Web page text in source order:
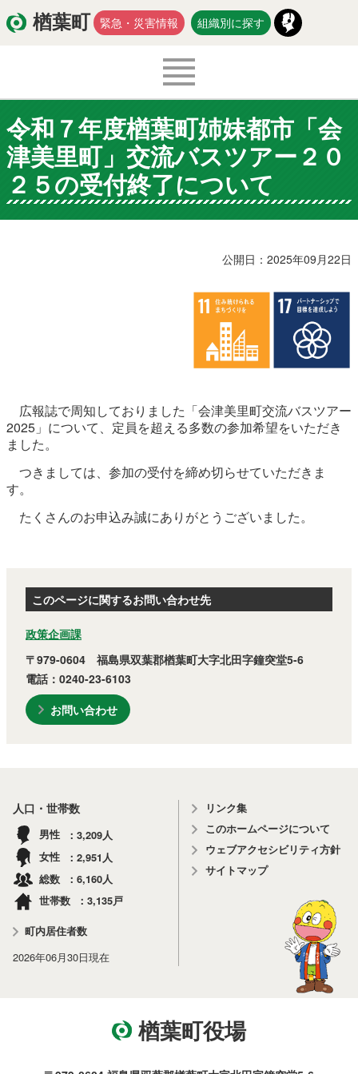
楢葉町 緊急・災害情報 組織別に探す
くらし・環境 出産・子育て
医療・健康・福祉 教育・文化・スポーツ
新産業
新規造成区画
町役場・施設 広報・広聴
復興・計画 ふるさと納税
教育委員会 農業委員会
例規集
イベント
令和７年度楢葉町姉妹都市「会
津美里町」交流バスツアー２０
２５の受付終了について
公開日：2025年09月22日
広報誌で周知しておりました「会津美里町交流バスツアー
2025」について、定員を超える多数の参加希望をいただき
ました。
つきましては、参加の受付を締め切らせていただきま
す。
たくさんのお申込み誠にありがとうございました。
このページに関するお問い合わせ先
政策企画課
〒979-0604 福島県双葉郡楢葉町大字北田字鐘突堂5-6
電話：0240-23-6103
お問い合わせ
楢葉町役場
人口・世帯数
男性 3,209 人
女性
2,951 人
総数
6,160人
世帯数
3,135戸
町内居住者数
2026年06月30日現在
リンク集
このホームページについて
ウェブアクセシビリティ方針
サイトマップ